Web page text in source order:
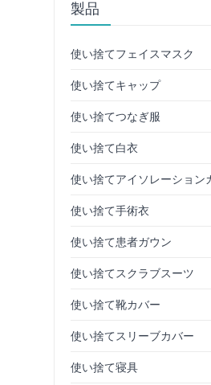
製品
使い捨てフェイスマスク
使い捨てキャップ
使い捨てつなぎ服
使い捨て白衣
使い捨てアイソレーション
使い捨て手術衣
使い捨て患者ガウン
使い捨てスクラブスーツ
使い捨て靴カバー
使い捨てスリーブカバー
使い捨て寝具